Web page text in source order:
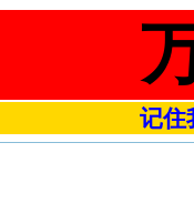
记住